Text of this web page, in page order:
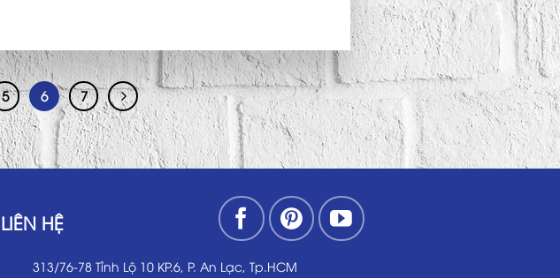
5 6 7
LIÊN HỆ
313/76-78 Tỉnh Lộ 10 KP.6, P. An Lạc, Tp.HCM